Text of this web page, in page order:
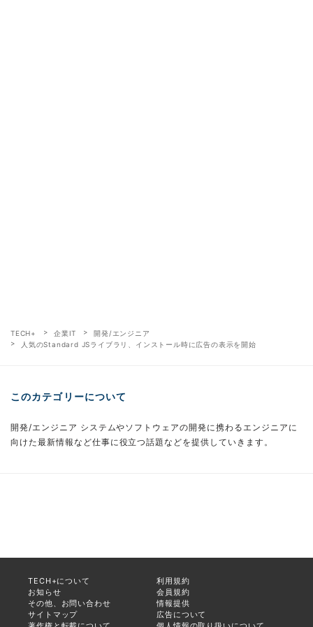
TECH+ 企業IT
開発/エンジニア
人気のStandard JSライブラリ、インストール時に広告の表示を開始
このカテゴリーについて
開発/エンジニア システムやソフトウェアの開発に携わるエンジニアに
向けた最新情報など仕事に役立つ話題などを提供していきます。
TECH+について
利用規約
お知らせ
会員規約
その他、お問い合わせ
情報提供
サイトマップ
広告について